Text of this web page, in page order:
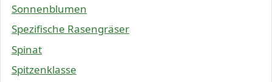
Sonnenblumen
Spezifische Rasengräser
Spinat
Spitzenklasse